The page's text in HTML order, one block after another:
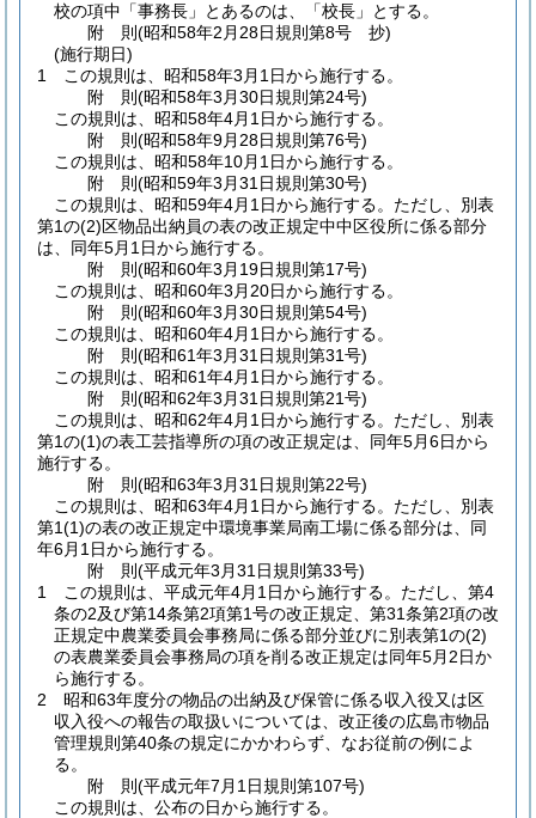
校の項中「事務長」とあるのは、「校長」とする。
附 則(昭和58年2月28日規則第8号 抄)
(施行期日)
1
この規則は、昭和58年3月1日から施行する。
附 則(昭和58年3月30日規則第24号)
この規則は、昭和58年4月1日から施行する。
附 則(昭和58年9月28日規則第76号)
この規則は、昭和58年10月1日から施行する。
附 則(昭和59年3月31日規則第30号)
この規則は、昭和59年4月1日から施行する。 ただし、別表
第1の(2)区物品出納員の表の改正規定中中区役所に係る部分
は、同年5月1日から施行する。
附 則(昭和60年3月19日規則第17号)
この規則は、昭和60年3月20日から施行する。
附 則(昭和60年3月30日規則第54号)
この規則は、昭和60年4月1日から施行する。
附 則(昭和61年3月31日規則第31号)
この規則は、昭和61年4月1日から施行する。
附 則(昭和62年3月31日規則第21号)
この規則は、昭和62年4月1日から施行する。 ただし、別表
第1の(1)の表工芸指導所の項の改正規定は、同年5月6日から
施行する。
附 則(昭和63年3月31日規則第22号)
この規則は、昭和63年4月1日から施行する。 ただし、別表
第1(1)の表の改正規定中環境事業局南工場に係る部分は、同
年6月1日から施行する。
附 則(平成元年3月31日規則第33号)
1
この規則は、平成元年4月1日から施行する。 ただし、第4
条の2及び第14条第2項第1号の改正規定、第31条第2項の改
正規定中農業委員会事務局に係る部分並びに別表第1の(2)
の表農業委員会事務局の項を削る改正規定は同年5月2日か
ら施行する。
2
昭和63年度分の物品の出納及び保管に係る収入役又は区
収入役への報告の取扱いについては、改正後の広島市物品
管理規則第40条の規定にかかわらず、なお従前の例によ
る。
附 則(平成元年7月1日規則第107号)
この規則は、公布の日から施行する。